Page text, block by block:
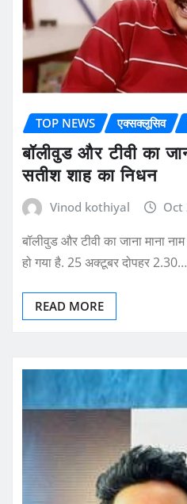
TOP NEWS एक्सक्लूसिव
बॉलीवुड और टीवी का
सतीश शाह का निधन
Vinod kothiyal Oct
बॉलीवुड और टीवी का जाना माना
हो गया है. 25 अक्टूबर दोपहर 2.30…
READ MORE